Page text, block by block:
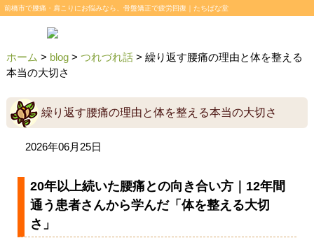
前橋市で腰痛・肩こりにお悩みなら、骨盤矯正で疲労回復｜たちばな堂
ホーム > blog> つれづれ話> 繰り返す腰痛の理由と体を整える
本当の大切さ
繰り返す腰痛の理由と体を整える本当の大切さ
2026年06月25日
20年以上続いた腰痛との向き合い方｜12年間
通う患者さんから学んだ「体を整える大切
さ」